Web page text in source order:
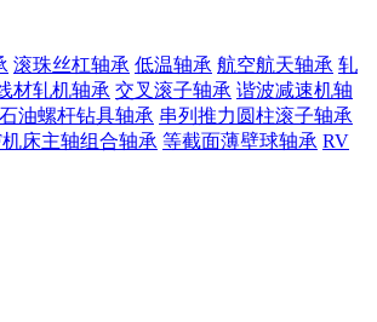
滚珠丝杠轴承 低温轴承 航空航天轴承 轧
材轧机轴承 交叉滚子轴承 谐波减速机轴
石油螺杆钻具轴承 串列推力圆柱滚子轴承
床主轴组合轴承 等截面薄壁球轴承 RV